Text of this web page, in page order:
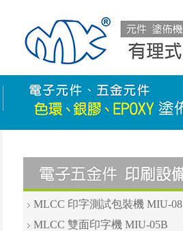
MLCC 印字測試包裝機 MIU-08
MLCC 雙面印字機 MIU-05B